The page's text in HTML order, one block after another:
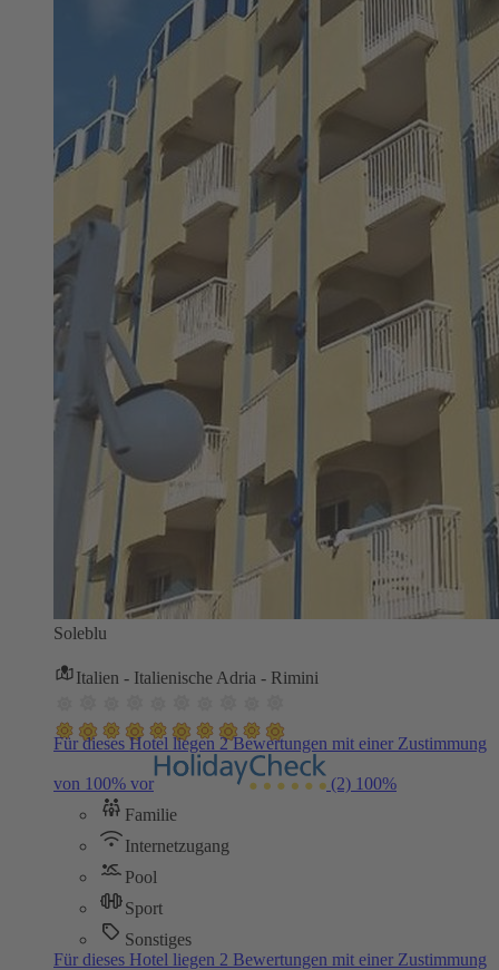
Soleblu
Italien - Italienische Adria - Rimini
Für dieses Hotel liegen 2 Bewertungen mit einer Zustimmung
von 100% vor (2) 100%
Familie
Internetzugang
Pool
Sport
Sonstiges
Für dieses Hotel liegen 2 Bewertungen mit einer Zustimmung